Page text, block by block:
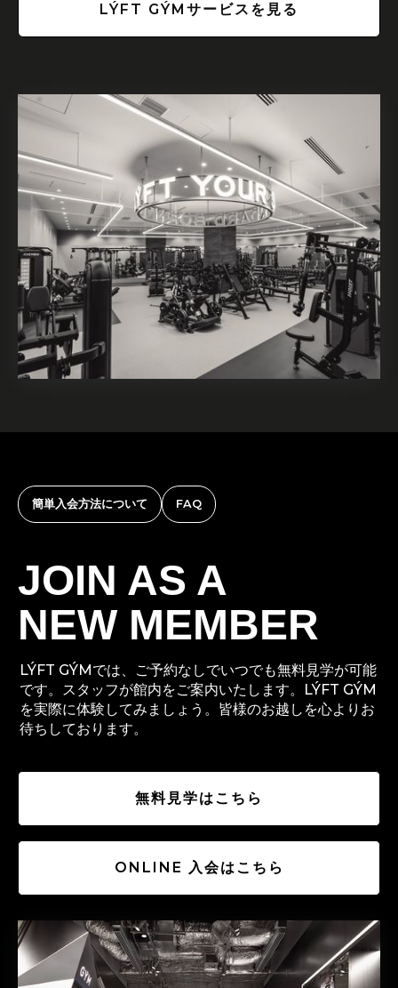
LÝFT GÝMサービスを見る
簡単入会方法について FAQ
JOIN AS A
NEW MEMBER
LÝFT GÝMでは、ご予約なしでいつでも無料見学が可能
です。スタッフが館内をご案内いたします。LÝFT GÝM
を実際に体験してみましょう。皆様のお越しを心よりお
待ちしております。
無料見学はこちら
ONLINE 入会はこちら